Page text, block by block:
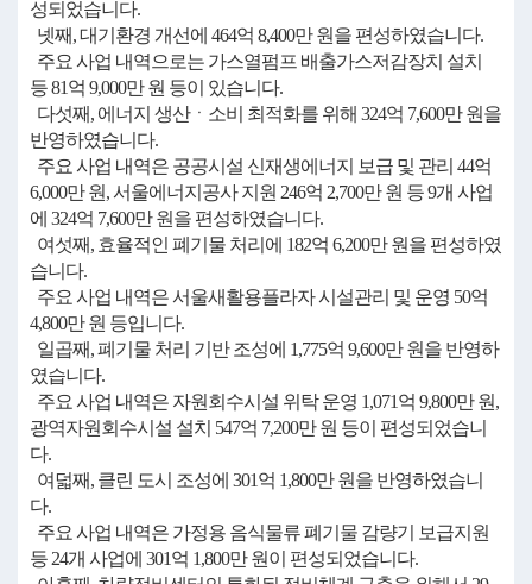
성되었습니다.
넷째, 대기환경 개선에 464억 8,400만 원을 편성하였습니다.
주요 사업 내역으로는 가스열펌프 배출가스저감장치 설치
등 81억 9,000만 원 등이 있습니다.
다섯째, 에너지 생산ㆍ소비 최적화를 위해 324억 7,600만 원을
반영하였습니다.
주요 사업 내역은 공공시설 신재생에너지 보급 및 관리 44억
6,000만 원, 서울에너지공사 지원 246억 2,700만 원 등 9개 사업
에 324억 7,600만 원을 편성하였습니다.
여섯째, 효율적인 폐기물 처리에 182억 6,200만 원을 편성하였
습니다.
주요 사업 내역은 서울새활용플라자 시설관리 및 운영 50억
4,800만 원 등입니다.
일곱째, 폐기물 처리 기반 조성에 1,775억 9,600만 원을 반영하
였습니다.
주요 사업 내역은 자원회수시설 위탁 운영 1,071억 9,800만 원,
광역자원회수시설 설치 547억 7,200만 원 등이 편성되었습니
다.
여덟째, 클린 도시 조성에 301억 1,800만 원을 반영하였습니
다.
주요 사업 내역은 가정용 음식물류 폐기물 감량기 보급지원
등 24개 사업에 301억 1,800만 원이 편성되었습니다.